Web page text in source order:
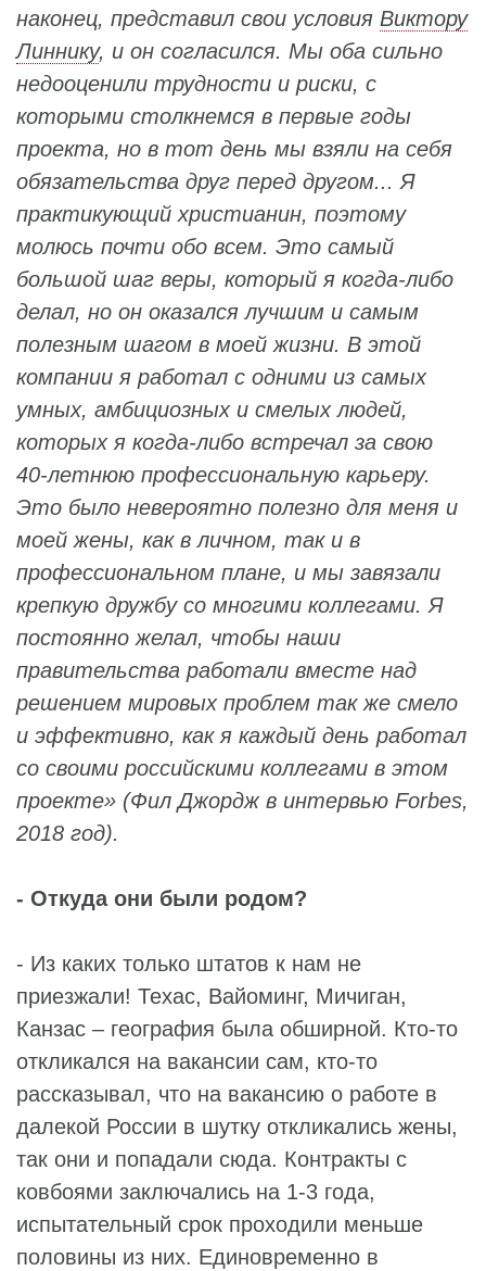
наконец, представил свои условия Виктору
Линнику, и он согласился. Мы оба сильно
недооценили трудности и риски, с
которыми столкнемся в первые годы
проекта, но в тот день мы взяли на себя
обязательства друг перед другом... Я
практикующий христианин, поэтому
молюсь почти обо всем. Это самый
большой шаг веры, который я когда-либо
делал, но он оказался лучшим и самым
полезным шагом в моей жизни. В этой
компании я работал с одними из самых
умных, амбициозных и смелых людей,
которых я когда-либо встречал за свою
40-летнюю профессиональную карьеру.
Это было невероятно полезно для меня и
моей жены, как в личном, так и в
профессиональном плане, и мы завязали
крепкую дружбу со многими коллегами. Я
постоянно желал, чтобы наши
правительства работали вместе над
решением мировых проблем так же смело
и эффективно, как я каждый день работал
со своими российскими коллегами в этом
проекте» (Фил Джордж в интервью Forbes,
2018 год).
- Откуда они были родом?
- Из каких только штатов к нам не
приезжали! Техас, Вайоминг, Мичиган,
Канзас – география была обширной. Кто-то
откликался на вакансии сам, кто-то
рассказывал, что на вакансию о работе в
далекой России в шутку откликались жены,
так они и попадали сюда. Контракты с
ковбоями заключались на 1-3 года,
испытательный срок проходили меньше
половины из них. Единовременно в